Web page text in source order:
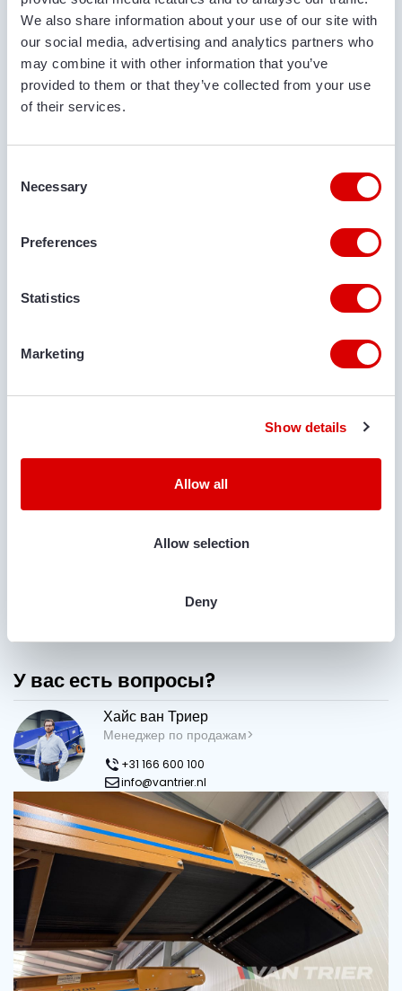
We also share information about your use of our site with
our social media, advertising and analytics partners who
may combine it with other information that you’ve
provided to them or that they’ve collected from your use
of their services.
Selection
Necessary
Preferences
Statistics
Marketing
Show details
Allow all
Allow selection
Deny
МЕСТО ДОСТАВКИ
КОММЕНТАРИИ
ТРЕБУЕТСЯ ЛИ ТРАНСПОРТИРОВКА?
МЕСТО ДОСТАВКИ
СОГЛАСИЕ
Я согласен с положением о конфиденциальности.
У вас есть вопросы?
Хайс ван Триер
Менеджер по продажам>
+31 166 600 100
info@vantrier.nl